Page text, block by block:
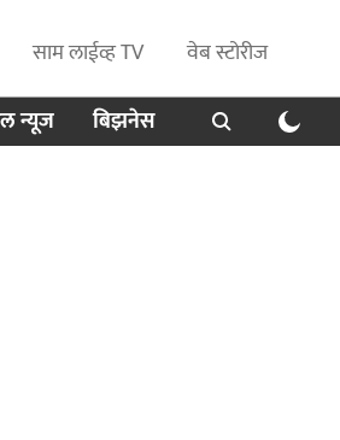
साम लाईव्ह TV
वेब स्टोरीज
न्यूज बिझनेस